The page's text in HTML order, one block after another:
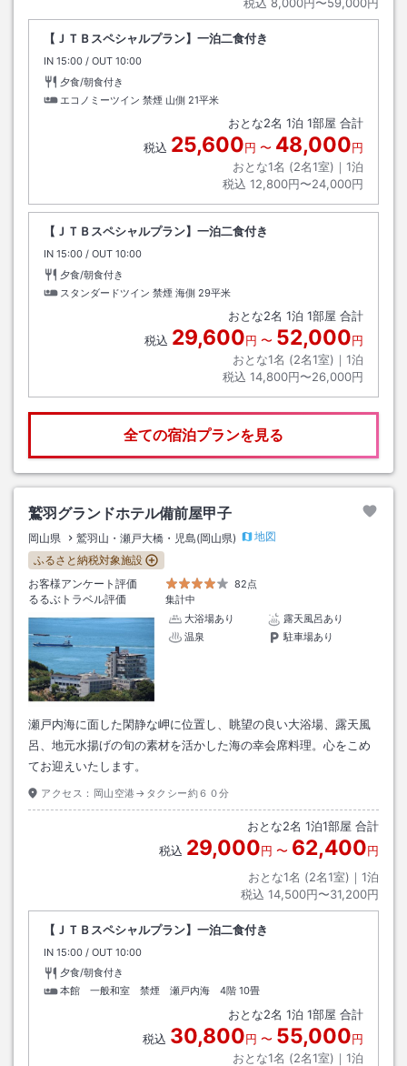
【ＪＴＢスペシャルプラン】一泊二食付き
IN チェックイン
15:00 / OUT チェックアウト
10:00
夕食/朝食付き
エコノミーツイン 禁煙 山側 21平米
おとな2名 1泊 1部屋 合計
税込 25,600円 〜 48,000円
おとな1名 (2名1室)｜ 1泊
税込 12,800円〜24,000円
【ＪＴＢスペシャルプラン】一泊二食付き
IN チェックイン
15:00 / OUT チェックアウト
10:00
夕食/朝食付き
スタンダードツイン 禁煙 海側 29平米
おとな2名 1泊 1部屋 合計
税込 29,600円 〜 52,000円
おとな1名 (2名1室)｜ 1泊
税込 14,800円〜26,000円
全ての宿泊プランを見る
鷲羽グランドホテル備前屋甲子
岡山県 鷲羽山・瀬戸大橋・児島(岡山県)
地図
ふるさと納税対象施設
お客様アンケート評価
82点
るるぶトラベル評価
集計中
大浴場あり
露天風呂あり
温泉
駐車場あり
瀬戸内海に面した閑静な岬に位置し、眺望の良い大浴場、露天風
呂、地元水揚げの旬の素材を活かした海の幸会席料理。心をこめ
てお迎えいたします。
アクセス： 岡山空港→タクシー約６０分
おとな2名 1泊1部屋 合計
税込 29,000円 〜 62,400円
おとな1名 (2名1室)｜ 1泊
税込 14,500円〜31,200円
【ＪＴＢスペシャルプラン】一泊二食付き
IN チェックイン
15:00 / OUT チェックアウト
10:00
夕食/朝食付き
本館 一般和室 禁煙 瀬戸内海 4階 10畳
おとな2名 1泊 1部屋 合計
税込 30,800円 〜 55,000円
おとな1名 (2名1室)｜ 1泊